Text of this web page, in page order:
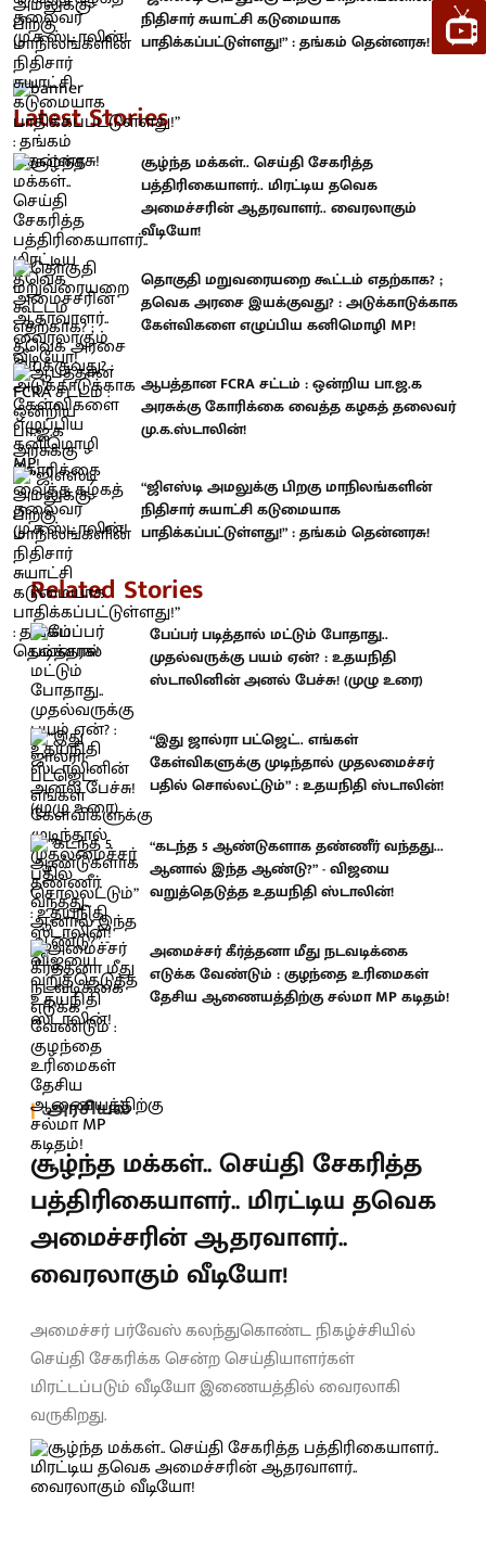
நிதிசார் சுயாட்சி கடுமையாக
பாதிக்கப்பட்டுள்ளது!” : தங்கம் தென்னரசு!
Latest Stories
சூழ்ந்த மக்கள்.. செய்தி சேகரித்த
பத்திரிகையாளர்.. மிரட்டிய தவெக
அமைச்சரின் ஆதரவாளர்.. வைரலாகும்
வீடியோ!
தொகுதி மறுவரையறை கூட்டம் எதற்காக? ;
தவெக அரசை இயக்குவது? : அடுக்காடுக்காக
கேள்விகளை எழுப்பிய கனிமொழி MP!
ஆபத்தான FCRA சட்டம் : ஒன்றிய பா.ஜ.க
அரசுக்கு கோரிக்கை வைத்த கழகத் தலைவர்
மு.க.ஸ்டாலின்!
“ஜிஎஸ்டி அமலுக்கு பிறகு மாநிலங்களின்
நிதிசார் சுயாட்சி கடுமையாக
பாதிக்கப்பட்டுள்ளது!” : தங்கம் தென்னரசு!
Related Stories
பேப்பர் படித்தால் மட்டும் போதாது..
முதல்வருக்கு பயம் ஏன்? : உதயநிதி
ஸ்டாலினின் அனல் பேச்சு! (முழு உரை)
“இது ஜால்ரா பட்ஜெட்.. எங்கள்
கேள்விகளுக்கு முடிந்தால் முதலமைச்சர்
பதில் சொல்லட்டும்” : உதயநிதி ஸ்டாலின்!
“கடந்த 5 ஆண்டுகளாக தண்ணீர் வந்தது...
ஆனால் இந்த ஆண்டு?” - விஜயை
வறுத்தெடுத்த உதயநிதி ஸ்டாலின்!
அமைச்சர் கீர்த்தனா மீது நடவடிக்கை
எடுக்க வேண்டும் : குழந்தை உரிமைகள்
தேசிய ஆணையத்திற்கு சல்மா MP கடிதம்!
அரசியல்
சூழ்ந்த மக்கள்.. செய்தி சேகரித்த
பத்திரிகையாளர்.. மிரட்டிய தவெக
அமைச்சரின் ஆதரவாளர்..
வைரலாகும் வீடியோ!
அமைச்சர் பர்வேஸ் கலந்துகொண்ட நிகழ்ச்சியில்
செய்தி சேகரிக்க சென்ற செய்தியாளர்கள்
மிரட்டப்படும் வீடியோ இணையத்தில் வைரலாகி
வருகிறது.